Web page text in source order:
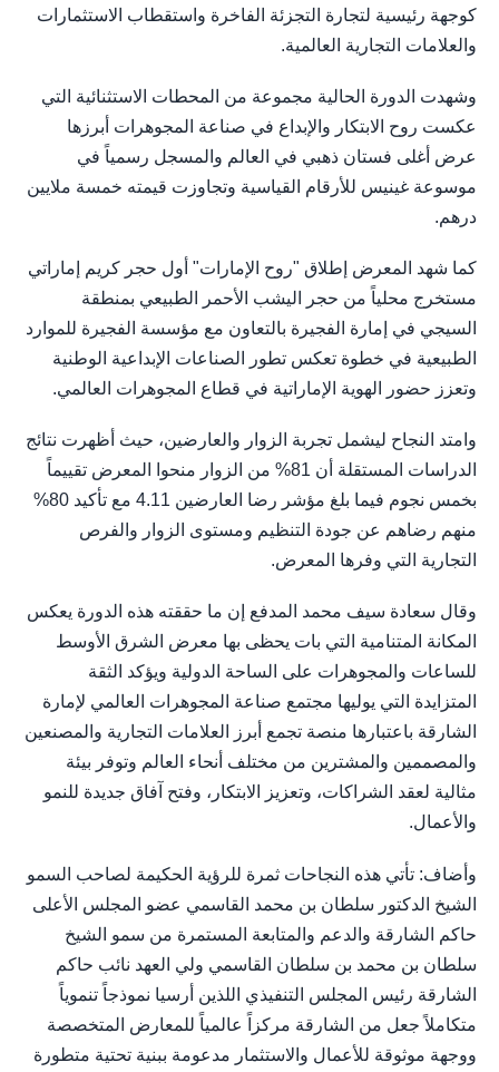
كوجهة رئيسية لتجارة التجزئة الفاخرة واستقطاب الاستثمارات
والعلامات التجارية العالمية.
وشهدت الدورة الحالية مجموعة من المحطات الاستثنائية التي
عكست روح الابتكار والإبداع في صناعة المجوهرات أبرزها
عرض أغلى فستان ذهبي في العالم والمسجل رسمياً في
موسوعة غينيس للأرقام القياسية وتجاوزت قيمته خمسة ملايين
درهم.
كما شهد المعرض إطلاق "روح الإمارات" أول حجر كريم إماراتي
مستخرج محلياً من حجر اليشب الأحمر الطبيعي بمنطقة
السيجي في إمارة الفجيرة بالتعاون مع مؤسسة الفجيرة للموارد
الطبيعية في خطوة تعكس تطور الصناعات الإبداعية الوطنية
وتعزز حضور الهوية الإماراتية في قطاع المجوهرات العالمي.
وامتد النجاح ليشمل تجربة الزوار والعارضين، حيث أظهرت نتائج
الدراسات المستقلة أن 81% من الزوار منحوا المعرض تقييماً
بخمس نجوم فيما بلغ مؤشر رضا العارضين 4.11 مع تأكيد 80%
منهم رضاهم عن جودة التنظيم ومستوى الزوار والفرص
التجارية التي وفرها المعرض.
وقال سعادة سيف محمد المدفع إن ما حققته هذه الدورة يعكس
المكانة المتنامية التي بات يحظى بها معرض الشرق الأوسط
للساعات والمجوهرات على الساحة الدولية ويؤكد الثقة
المتزايدة التي يوليها مجتمع صناعة المجوهرات العالمي لإمارة
الشارقة باعتبارها منصة تجمع أبرز العلامات التجارية والمصنعين
والمصممين والمشترين من مختلف أنحاء العالم وتوفر بيئة
مثالية لعقد الشراكات، وتعزيز الابتكار، وفتح آفاق جديدة للنمو
والأعمال.
وأضاف: تأتي هذه النجاحات ثمرة للرؤية الحكيمة لصاحب السمو
الشيخ الدكتور سلطان بن محمد القاسمي عضو المجلس الأعلى
حاكم الشارقة والدعم والمتابعة المستمرة من سمو الشيخ
سلطان بن محمد بن سلطان القاسمي ولي العهد نائب حاكم
الشارقة رئيس المجلس التنفيذي اللذين أرسيا نموذجاً تنموياً
متكاملاً جعل من الشارقة مركزاً عالمياً للمعارض المتخصصة
ووجهة موثوقة للأعمال والاستثمار مدعومة ببنية تحتية متطورة